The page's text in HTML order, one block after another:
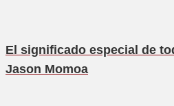
El significado especial de
Jason Momoa